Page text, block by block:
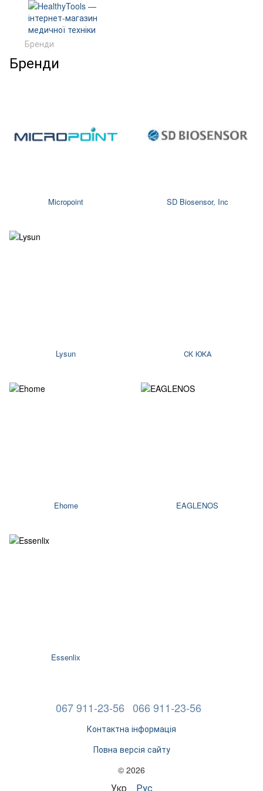
Бренди
Бренди
Micropoint SD Biosensor, Inc
Lysun СК ЮКА
Ehome EAGLENOS
Essenlix
067 911-23-56 066 911-23-56
Контактна інформація
Повна версія сайту
© 2026
Укр Рус